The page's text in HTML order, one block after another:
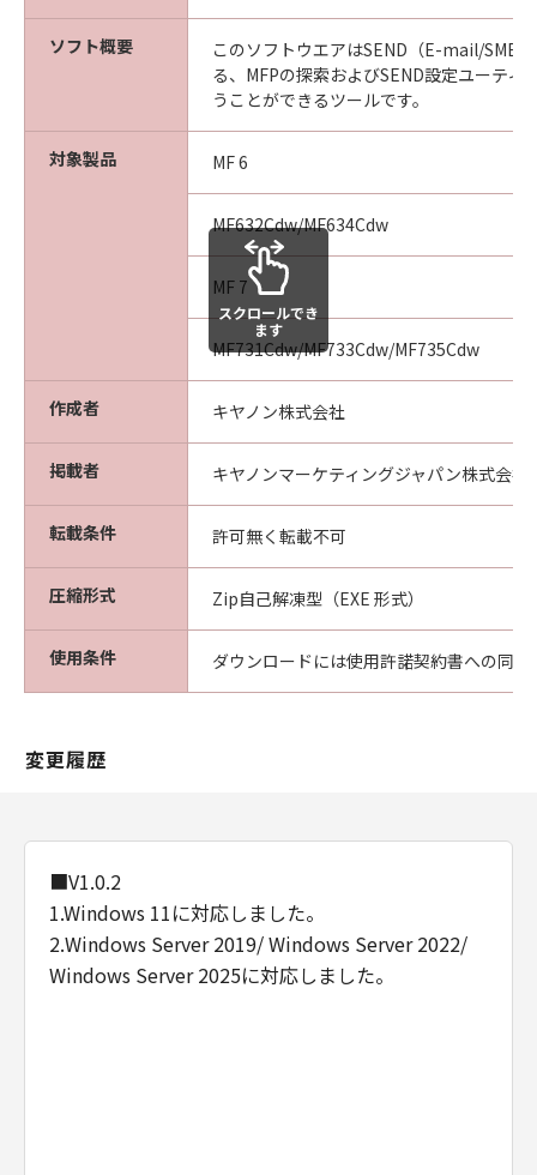
ソフト概要
このソフトウエアはSEND（E-mail/SMB
る、MFPの探索およびSEND設定ユーティ
うことができるツールです。
対象製品 MF 6
MF632Cdw/MF634Cdw
MF 7
MF731Cdw/MF733Cdw/MF735Cdw
作成者 キヤノン株式会社
掲載者 キヤノンマーケティングジャパン株式会社
転載条件 許可無く転載不可
圧縮形式 Zip自己解凍型（EXE 形式）
使用条件 ダウンロードには使用許諾契約書への同意
スクロールでき
ます
変更履歴
■V1.0.2
1.Windows 11に対応しました。
2.Windows Server 2019/ Windows Server 2022/
Windows Server 2025に対応しました。